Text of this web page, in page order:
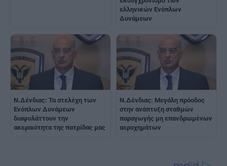
ελληνικών Ενόπλων
Δυνάμεων
Ν.Δένδιας: Τα στελέχη των
Ενόπλων Δυνάμεων
διαφυλάττουν την
ακεραιότητα της πατρίδας μας
Ν.Δένδιας: Μεγάλη πρόοδος
στην ανάπτυξη σταθμών
παραγωγής μη επανδρωμένων
αεροχημάτων